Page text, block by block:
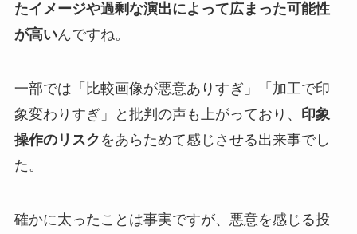
たイメージや過剰な演出によって広まった可能性
が高いんですね。
一部では「比較画像が悪意ありすぎ」「加工で印
象変わりすぎ」と批判の声も上がっており、 印象
操作のリスク をあらためて感じさせる出来事でし
た。
確かに太ったことは事実ですが、悪意を感じる投